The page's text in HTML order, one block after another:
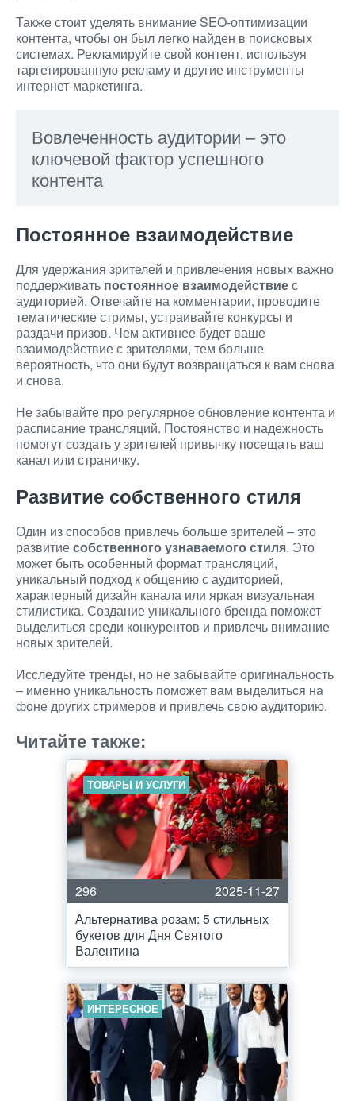
Также стоит уделять внимание SEO-оптимизации
контента, чтобы он был легко найден в поисковых
системах. Рекламируйте свой контент, используя
таргетированную рекламу и другие инструменты
интернет-маркетинга.
Вовлеченность аудитории – это
ключевой фактор успешного
контента
Постоянное взаимодействие
Для удержания зрителей и привлечения новых важно
поддерживать постоянное взаимодействиес
аудиторией. Отвечайте на комментарии, проводите
тематические стримы, устраивайте конкурсы и
раздачи призов. Чем активнее будет ваше
взаимодействие с зрителями, тем больше
вероятность, что они будут возвращаться к вам снова
и снова.
Не забывайте про регулярное обновление контента и
расписание трансляций. Постоянство и надежность
помогут создать у зрителей привычку посещать ваш
канал или страничку.
Развитие собственного стиля
Один из способов привлечь больше зрителей – это
развитиесобственного узнаваемого стиля. Это
может быть особенный формат трансляций,
уникальный подход к общению с аудиторией,
характерный дизайн канала или яркая визуальная
стилистика. Создание уникального бренда поможет
выделиться среди конкурентов и привлечь внимание
новых зрителей.
Исследуйте тренды, но не забывайте оригинальность
– именно уникальность поможет вам выделиться на
фоне других стримеров и привлечь свою аудиторию.
Читайте также:
ТОВАРЫ И УСЛУГИ
296
2025-11-27
Альтернатива розам: 5 стильных
букетов для Дня Святого
Валентина
ИНТЕРЕСНОЕ